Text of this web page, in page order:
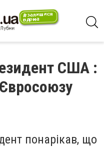
США :
понарікав, що